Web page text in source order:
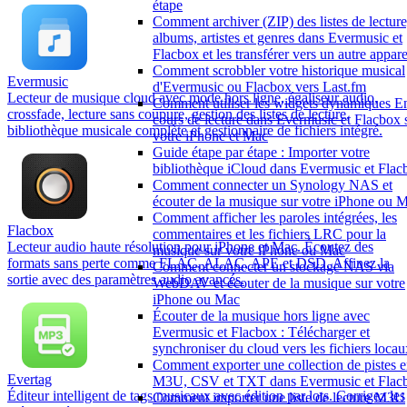
étape
Comment archiver (ZIP) des listes de
albums, artistes et genres dans Evermusic et
Flacbox et les transférer vers un autre
Comment scrobbler votre historique musical
d'Evermusic ou Flacbox vers Last.fm
Comment utiliser les widgets dynamiques
cours de lecture dans Evermusic et Flacbox
votre iPhone et Mac
Guide étape par étape : Importer votre
bibliothèque iCloud dans Evermusic et
Comment connecter un Synology NAS et
écouter de la musique sur votre iPhone ou
Comment afficher les paroles intégrées, les
commentaires et les fichiers LRC pour la
musique sur votre iPhone ou Mac
Comment connecter un stockage NAS via
WebDAV et écouter de la musique sur votre
iPhone ou Mac
Écouter de la musique hors ligne avec
Evermusic et Flacbox : Télécharger et
synchroniser du cloud vers les fichiers
Comment exporter une collection de pistes
M3U, CSV et TXT dans Evermusic et
Comment importer une liste de lecture M3U
Evermusic
Lecteur de musique cloud avec mode hors ligne, égaliseur audio,
crossfade, lecture sans coupure, gestion des listes de lecture,
bibliothèque musicale complète et gestionnaire de fichiers intégré.
Flacbox
Lecteur audio haute résolution pour iPhone et Mac. Écoutez des
formats sans perte comme FLAC, ALAC, APE et DSD. Affinez la
sortie avec des paramètres audio avancés.
Evertag
Éditeur intelligent de tags musicaux avec édition par lots. Corrigez les